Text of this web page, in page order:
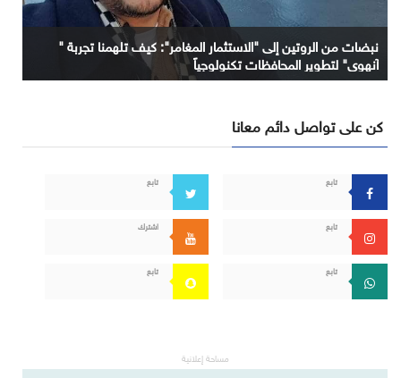
نبضات من الروتين إلى "الاستثمار المغامر": كيف تلهمنا تجربة "
آنهوي" لتطوير المحافظات تكنولوجياً
كن على تواصل دائم معانا
تابع تابع
تابع اشترك
تابع تابع
مساحة إعلانية